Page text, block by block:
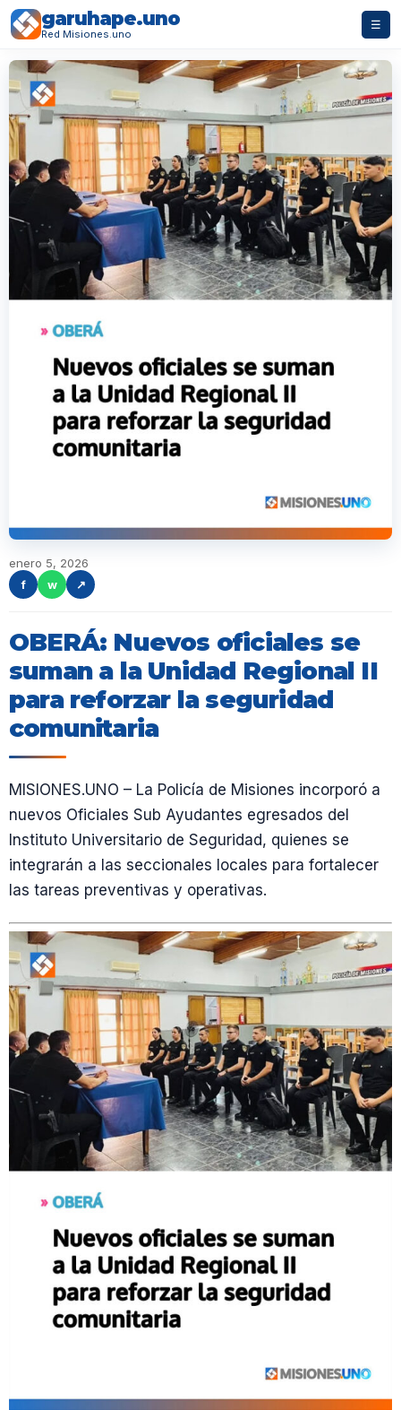
garuhape.uno
Red Misiones.uno
☰
enero 5, 2026
f
w ↗
OBERÁ: Nuevos oficiales se
suman a la Unidad Regional II
para reforzar la seguridad
comunitaria
MISIONES.UNO – La Policía de Misiones incorporó a
nuevos Oficiales Sub Ayudantes egresados del
Instituto Universitario de Seguridad, quienes se
integrarán a las seccionales locales para fortalecer
las tareas preventivas y operativas.